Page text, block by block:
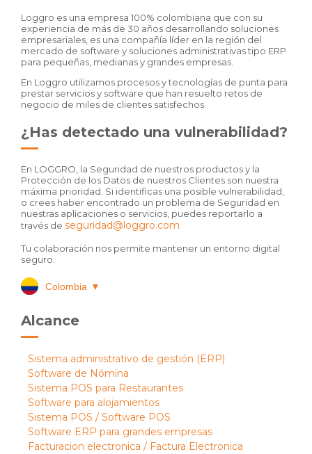
Loggro es una empresa 100% colombiana que con su
experiencia de más de 30 años desarrollando soluciones
empresariales, es una compañía líder en la región del
mercado de software y soluciones administrativas tipo ERP
para pequeñas, medianas y grandes empresas.
En Loggro utilizamos procesos y tecnologías de punta para
prestar servicios y software que han resuelto retos de
negocio de miles de clientes satisfechos.
¿Has detectado una vulnerabilidad?
En LOGGRO, la Seguridad de nuestros productos y la
Protección de los Datos de nuestros Clientes son nuestra
máxima prioridad. Si identificas una posible vulnerabilidad,
o crees haber encontrado un problema de Seguridad en
nuestras aplicaciones o servicios, puedes reportarlo a
través de seguridad@loggro.com
Tu colaboración nos permite mantener un entorno digital
seguro.
Colombia ▼
Alcance
Sistema administrativo de gestión (ERP)
Software de Nómina
Sistema POS para Restaurantes
Software para alojamientos
Sistema POS / Software POS
Software ERP para grandes empresas
Facturacion electronica / Factura Electronica